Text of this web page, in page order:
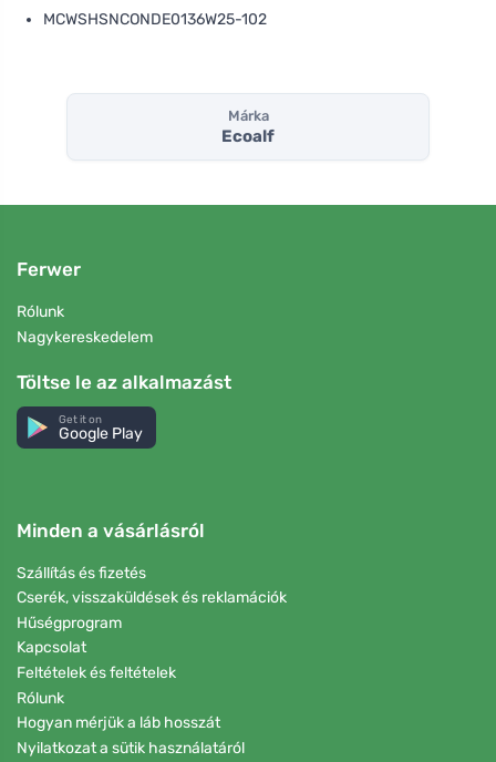
MCWSHSNCONDE0136W25-102
Márka
Ecoalf
Ferwer
Rólunk
Nagykereskedelem
Töltse le az alkalmazást
Get it on
Google Play
Minden a vásárlásról
Szállítás és fizetés
Cserék, visszaküldések és reklamációk
Hűségprogram
Kapcsolat
Feltételek és feltételek
Rólunk
Hogyan mérjük a láb hosszát
Nyilatkozat a sütik használatáról